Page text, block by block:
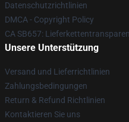
Datenschutzrichtlinien
DMCA - Copyright Policy
CA SB657:
Unsere Unterstützung
Versand und Lieferrichtlinien
Zahlungsbedingungen
Return & Refund Richtlinien
Kontaktieren Sie uns